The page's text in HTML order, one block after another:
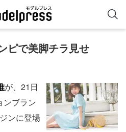
ピで美脚チラ見せ
が、21日
ンブラン
ンに登場